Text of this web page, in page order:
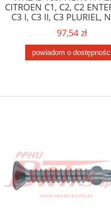
CITROEN C1, C2, C2
C3 I, C3 II, C3 PLURIEL,
XSARA; FORD FIESTA V,
FUSION; MAZDA 2;
1007, 107, 206, 206+,
BIPPER 1.4D 09.01-
97,54 zł
powiadom o